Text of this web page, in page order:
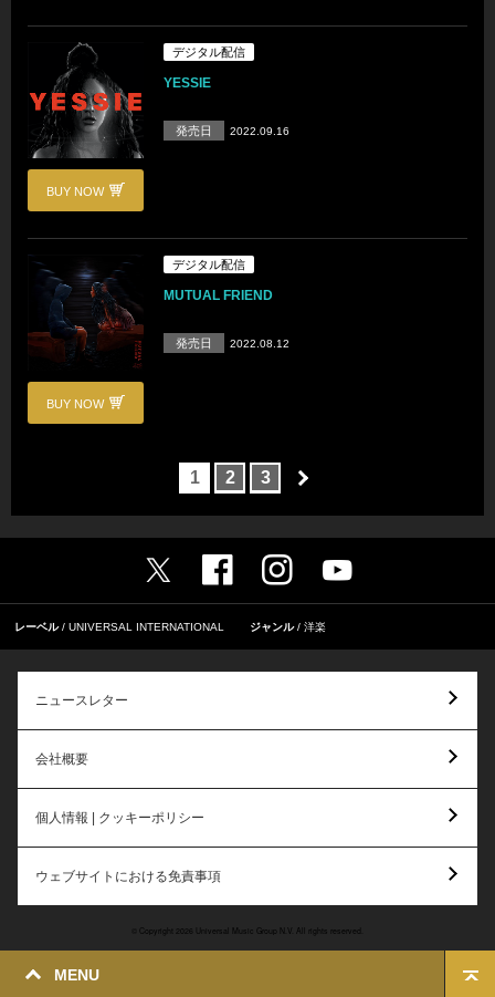
MENU
BUY NOW
デジタル配信
YESSIE
発売日 2022.09.16
BUY NOW
デジタル配信
MUTUAL FRIEND
発売日 2022.08.12
1 2 3
レーベル UNIVERSAL INTERNATIONAL ジャンル 洋楽
ニュースレター
会社概要
個人情報 | クッキーポリシー
ウェブサイトにおける免責事項
© Copyright 2026 Universal Music Group N.V. All rights reserved.